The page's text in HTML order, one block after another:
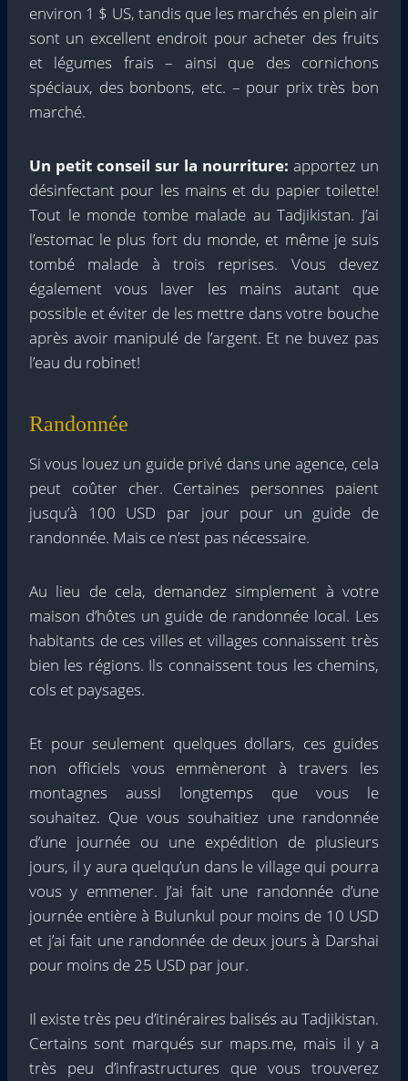
environ 1 $ US, tandis que les marchés en plein air
sont un excellent endroit pour acheter des fruits
et légumes frais – ainsi que des cornichons
spéciaux, des bonbons, etc. – pour prix très bon
marché.
Un petit conseil sur la nourriture: apportez un
désinfectant pour les mains et du papier toilette!
Tout le monde tombe malade au Tadjikistan. J’ai
l’estomac le plus fort du monde, et même je suis
tombé malade à trois reprises. Vous devez
également vous laver les mains autant que
possible et éviter de les mettre dans votre bouche
après avoir manipulé de l’argent. Et ne buvez pas
l’eau du robinet!
Randonnée
Si vous louez un guide privé dans une agence, cela
peut coûter cher. Certaines personnes paient
jusqu’à 100 USD par jour pour un guide de
randonnée. Mais ce n’est pas nécessaire.
Au lieu de cela, demandez simplement à votre
maison d’hôtes un guide de randonnée local. Les
habitants de ces villes et villages connaissent très
bien les régions. Ils connaissent tous les chemins,
cols et paysages.
Et pour seulement quelques dollars, ces guides
non officiels vous emmèneront à travers les
montagnes aussi longtemps que vous le
souhaitez. Que vous souhaitiez une randonnée
d’une journée ou une expédition de plusieurs
jours, il y aura quelqu’un dans le village qui pourra
vous y emmener. J’ai fait une randonnée d’une
journée entière à Bulunkul pour moins de 10 USD
et j’ai fait une randonnée de deux jours à Darshai
pour moins de 25 USD par jour.
Il existe très peu d’itinéraires balisés au Tadjikistan.
Certains sont marqués sur maps.me, mais il y a
très peu d’infrastructures que vous trouverez